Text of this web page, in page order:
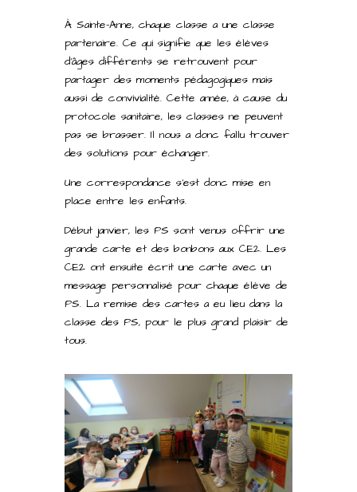
À Sainte-Anne, chaque classe a une classe
partenaire. Ce qui signifie que les élèves
d’âges différents se retrouvent pour
partager des moments pédagogiques mais
aussi de convivialité. Cette année, à cause du
protocole sanitaire, les classes ne peuvent
pas se brasser. Il nous a donc fallu trouver
des solutions pour échanger.
Une correspondance s’est donc mise en
place entre les enfants.
Début janvier, les PS sont venus offrir une
grande carte et des bonbons aux CE2. Les
CE2 ont ensuite écrit une carte avec un
message personnalisé pour chaque élève de
PS. La remise des cartes a eu lieu dans la
classe des PS, pour le plus grand plaisir de
tous.